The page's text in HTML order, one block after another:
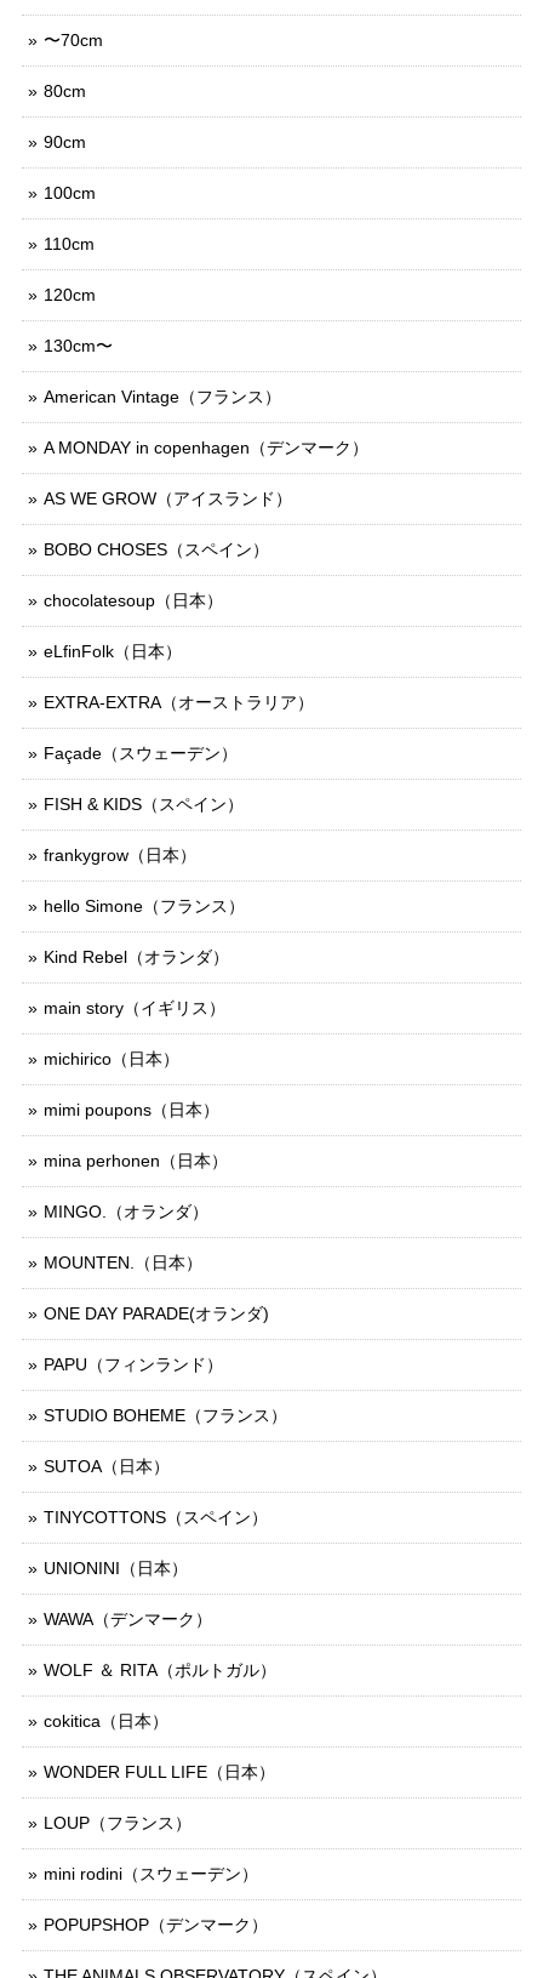
〜70cm
80cm
90cm
100cm
110cm
120cm
130cm〜
American Vintage（フランス）
A MONDAY in copenhagen（デンマーク）
AS WE GROW（アイスランド）
BOBO CHOSES（スペイン）
chocolatesoup（日本）
eLfinFolk（日本）
EXTRA-EXTRA（オーストラリア）
Façade（スウェーデン）
FISH & KIDS（スペイン）
frankygrow（日本）
hello Simone（フランス）
Kind Rebel（オランダ）
main story（イギリス）
michirico（日本）
mimi poupons（日本）
mina perhonen（日本）
MINGO.（オランダ）
MOUNTEN.（日本）
ONE DAY PARADE(オランダ)
PAPU（フィンランド）
STUDIO BOHEME（フランス）
SUTOA（日本）
TINYCOTTONS（スペイン）
UNIONINI（日本）
WAWA（デンマーク）
WOLF ＆ RITA（ポルトガル）
cokitica（日本）
WONDER FULL LIFE（日本）
LOUP（フランス）
mini rodini（スウェーデン）
POPUPSHOP（デンマーク）